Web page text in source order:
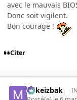
avec le mauvais
Donc soit vigilent.
Bon courage !
Citer
Mikeizbak